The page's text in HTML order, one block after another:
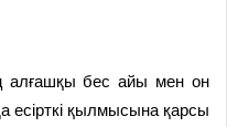
алғашқы бес айы мен он
есірткі қылмысына қарсы